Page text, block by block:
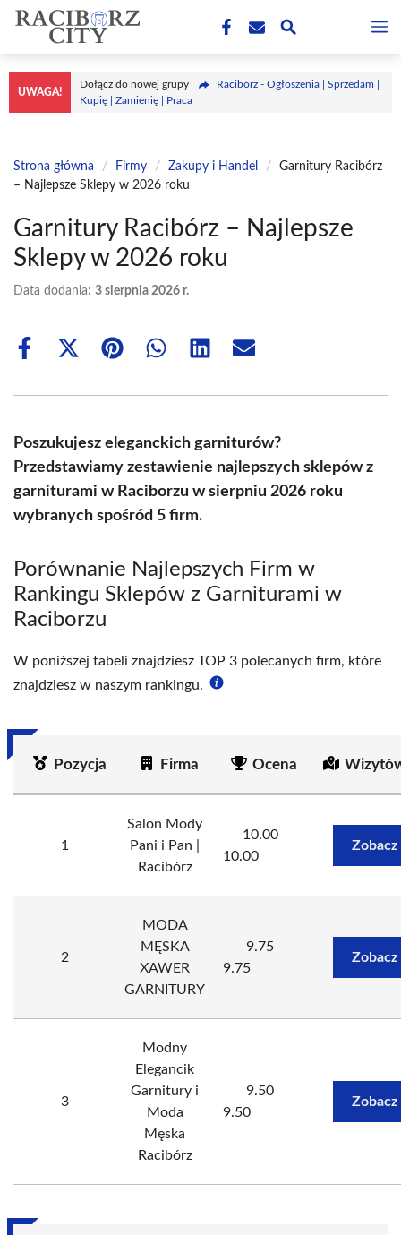
Przejdź
treści
UWAGA!
Dołącz do nowej grupy
Racibórz - Ogłoszenia | Sprzedam |
Kupię | Zamienię | Praca
Strona główna / Firmy / Zakupy i Handel /
Garnitury Racibórz
– Najlepsze Sklepy w 2026 roku
Garnitury Racibórz – Najlepsze
Sklepy w 2026 roku
Data dodania: 3 sierpnia 2026 r.
Share
Share
(Twitter)
Share Share Share Share
Poszukujesz eleganckich garniturów?
Przedstawiamy zestawienie najlepszych sklepów z
garniturami w Raciborzu w sierpniu 2026 roku
wybranych spośród 5 firm.
Porównanie Najlepszych Firm w
Rankingu Sklepów z Garniturami w
Raciborzu
W poniższej tabeli znajdziesz TOP 3 polecanych firm, które
znajdziesz w naszym rankingu.
Pozycja Firma Ocena
1
Salon Mody
Pani i Pan |
Racibórz
10.00
10.00
Zobacz
2
MODA
MĘSKA
XAWER
GARNITURY
9.75
9.75
Zobacz
3
Modny
Elegancik
Garnitury i
Moda
Męska
Racibórz
9.50
9.50
Zobacz